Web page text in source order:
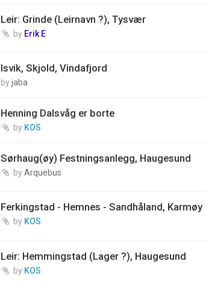
Leir: Grinde (Leirnavn ?), Tysvær
by Erik E
Isvik, Skjold, Vindafjord
byjaba
Henning Dalsvåg er borte
by KOS
Sørhaug(øy) Festningsanlegg, Haugesund
byArquebus
Ferkingstad - Hemnes - Sandhåland, Karmøy
by KOS
Leir: Hemmingstad (Lager ?), Haugesund
by KOS